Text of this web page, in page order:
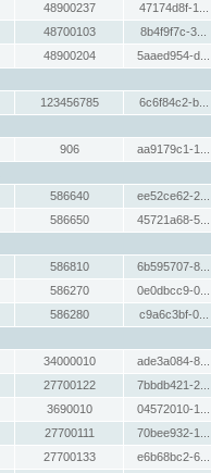
48900237 47174d8f-1...
48700103 8b4f9f7c-3...
48900204 5aaed954-d...
123456785 6c6f84c2-b...
906 aa9179c1-1...
586640 ee52ce62-2...
586650 45721a68-5...
586810 6b595707-8...
586270 0e0dbcc9-0...
586280 c9a6c3bf-0...
34000010 ade3a084-8...
27700122 7bbdb421-2...
3690010 04572010-1...
27700111 70bee932-1...
27700133 e6b68bc2-6...